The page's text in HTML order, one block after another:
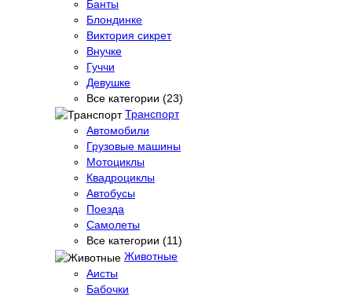
Банты
Блондинке
Виктория сикрет
Внучке
Гуччи
Девушке
Все категории (23)
Транспорт
Автомобили
Грузовые машины
Мотоциклы
Квадроциклы
Автобусы
Поезда
Самолеты
Все категории (11)
Животные
Аисты
Бабочки